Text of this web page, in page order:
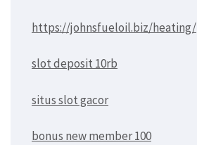
https://johnsfueloil.biz/heating/
slot deposit 10rb
situs slot gacor
bonus new member 100